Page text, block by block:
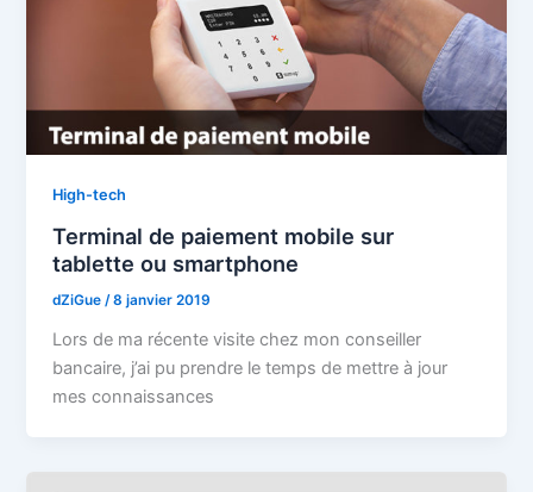
High-tech
Terminal de paiement mobile sur
tablette ou smartphone
dZiGue/8 janvier 2019
Lors de ma récente visite chez mon conseiller
bancaire, j’ai pu prendre le temps de mettre à jour
mes connaissances